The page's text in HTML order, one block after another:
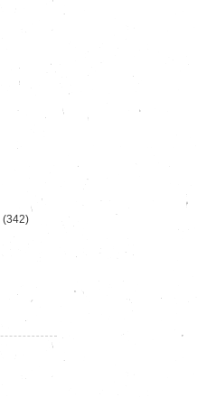
(342)